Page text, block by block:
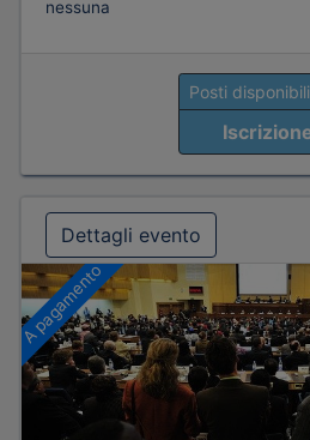
nessuna
Posti
Dettagli evento
A pagamento